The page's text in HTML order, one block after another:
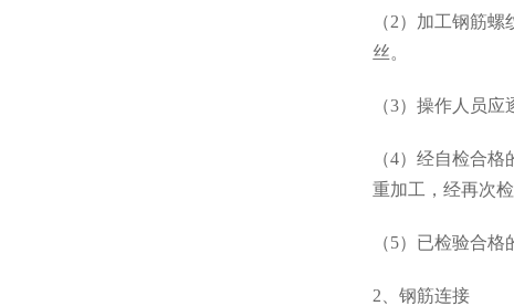
（2）加工钢筋
丝。
（3）操作人员
（4）经自检合
重加工，经再次
（5）已检验合
2、钢筋连接